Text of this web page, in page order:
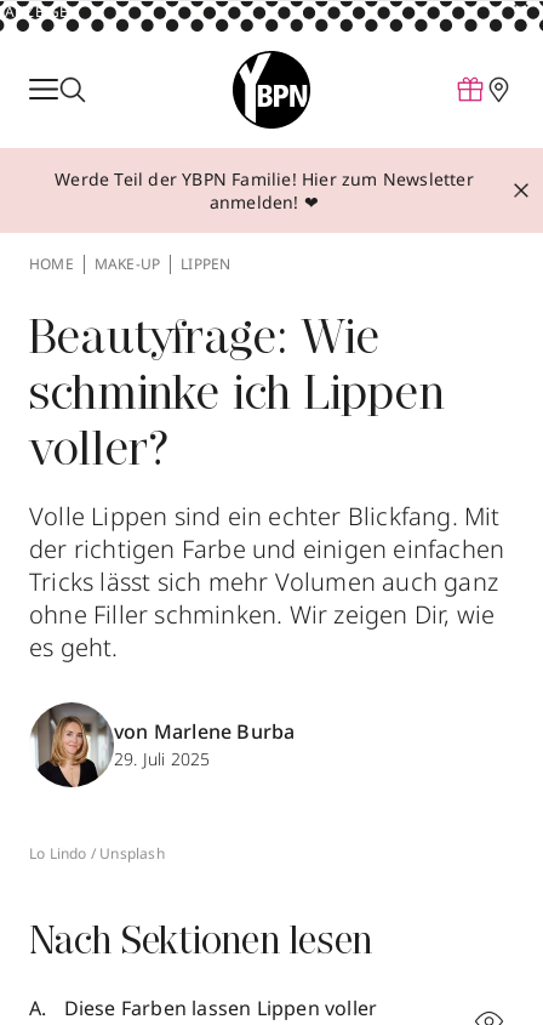
ANZEIGE
Parfum
Make-up
Behandlungen
Über YBPN
Aktionen
Storefinder
Werde Teil der YBPN Familie! Hier zum Newsletter
anmelden! ❤
HOME MAKE-UP LIPPEN
Beautyfrage: Wie
schminke ich Lippen
voller?
Volle Lippen sind ein echter Blickfang. Mit
der richtigen Farbe und einigen einfachen
Tricks lässt sich mehr Volumen auch ganz
ohne Filler schminken. Wir zeigen Dir, wie
es geht.
von Marlene Burba
29. Juli 2025
Lo Lindo / Unsplash
Nach Sektionen lesen
Diese Farben lassen Lippen voller